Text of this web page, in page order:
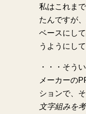
私はこれま
たんですが
ベースにし
うようにし
・・・そう
メーカーの
ションで、
文字組みを考